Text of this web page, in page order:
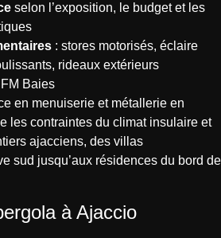
selon l’exposition, le budget et les
: stores motorisés, éclaire
rideaux extérieurs
Baies
en menuiserie et métallerie en
les contraintes du climat insulaire et
ajacciens, des villas
sud jusqu’aux résidences du bord de
à Ajaccio